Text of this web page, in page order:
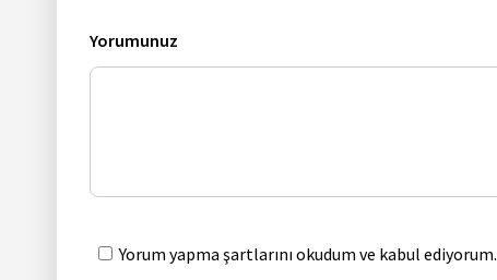
Yorumunuz
Yorum yapma şartlarını okudum ve kabul ediyorum.